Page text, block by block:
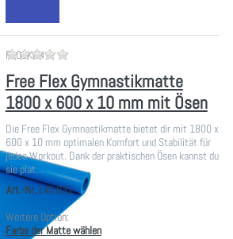
FLOCKAN Zu diesem Produkt liegen noch
Free Flex Gymnastikmatte
1800 x 600 x 10 mm mit Ösen
Die Free Flex Gymnastikmatte bietet dir mit 1800 x
600 x 10 mm optimalen Komfort und Stabilität für
jedes Workout. Dank der praktischen Ösen kannst du
sie plat…
Art.-Nr.140.831-
Weitere Option:
Farbe der Matte wählen